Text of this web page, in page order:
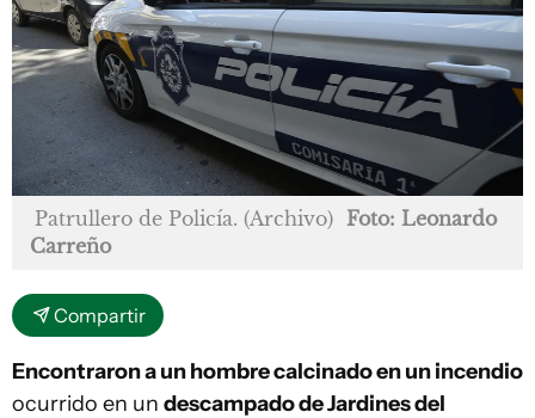
Patrullero de Policía. (Archivo) Foto: Leonardo
Carreño
Compartir
Encontraron a un hombre calcinado en un incendio
ocurrido en un descampado de Jardines del